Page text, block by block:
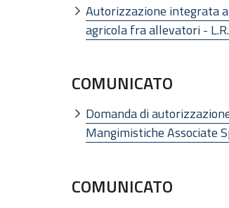
Autorizzazione integrata
agricola fra allevatori -
COMUNICATO
Domanda di
Mangimistiche Associate
COMUNICATO